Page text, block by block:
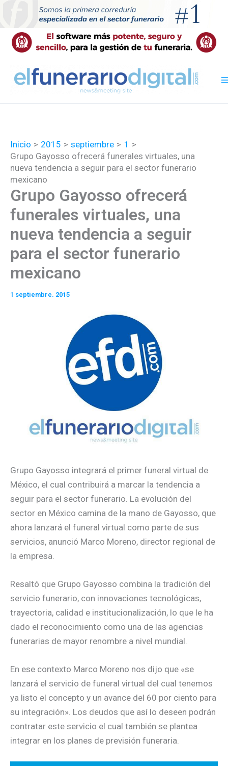
contenido
Inicio 2015 septiembre
1
Grupo Gayosso ofrecerá funerales virtuales, una
nueva tendencia a seguir para el sector funerario
mexicano
Grupo Gayosso ofrecerá
funerales virtuales, una
nueva tendencia a seguir
para el sector funerario
mexicano
1 septiembre. 2015
Grupo Gayosso integrará el primer funeral virtual de
México, el cual contribuirá a marcar la tendencia a
seguir para el sector funerario. La evolución del
sector en México camina de la mano de Gayosso, que
ahora lanzará el funeral virtual como parte de sus
servicios, anunció Marco Moreno, director regional de
la empresa.
Resaltó que Grupo Gayosso combina la tradición del
servicio funerario, con innovaciones tecnológicas,
trayectoria, calidad e institucionalización, lo que le ha
dado el reconocimiento como una de las agencias
funerarias de mayor renombre a nivel mundial.
En ese contexto Marco Moreno nos dijo que «se
lanzará el servicio de funeral virtual del cual tenemos
ya listo el concepto y un avance del 60 por ciento para
su integración». Los deudos que así lo deseen podrán
contratar este servicio el cual también se plantea
integrar en los planes de previsión funeraria.